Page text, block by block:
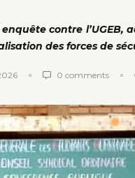
contre l’UGEB,
des forces de
0 comments